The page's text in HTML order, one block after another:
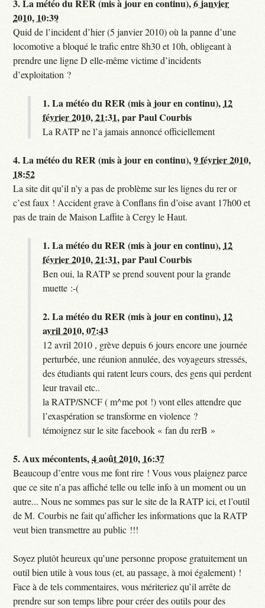
3.La météo du RER (mis à jour en continu),6 janvier
2010, 10:39
Quid de l’incident d’hier (5 janvier 2010) où la panne d’une
locomotive a bloqué le trafic entre 8h30 et 10h, obligeant à
prendre une ligne D elle-même victime d’incidents
d’exploitation ?
1.La météo du RER (mis à jour en continu), 12
février 2010, 21:31,parPaul Courbis
La RATP ne l’a jamais annoncé officiellement
4.La météo du RER (mis à jour en continu),9 février 2010,
18:52
La site dit qu’il n’y a pas de problème sur les lignes du rer or
c’est faux ! Accident grave à Conflans fin d’oise avant 17h00 et
pas de train de Maison Laffite à Cergy le Haut.
1.La météo du RER (mis à jour en continu), 12
février 2010, 21:31,parPaul Courbis
Ben oui, la RATP se prend souvent pour la grande
muette :-(
2.La météo du RER (mis à jour en continu), 12
avril 2010, 07:43
12 avril 2010 , grève depuis 6 jours encore une journée
perturbée, une réunion annulée, des voyageurs stressés,
des étudiants qui ratent leurs cours, des gens qui perdent
leur travail etc..
la RATP/SNCF ( m^me pot !) vont elles attendre que
l’exaspération se transforme en violence ?
témoignez sur le site facebook « fan du rerB »
5.Aux mécontents,4 août 2010, 16:37
Beaucoup d’entre vous me font rire ! Vous vous plaignez parce
que ce site n’a pas affiché telle ou telle info à un moment ou un
autre... Nous ne sommes pas sur le site de la RATP ici, et l’outil
de M. Courbis ne fait qu’afficher les informations que la RATP
veut bien transmettre au public !!!
Soyez plutôt heureux qu’une personne propose gratuitement un
outil bien utile à vous tous (et, au passage, à moi également) !
Face à de tels commentaires, vous mériteriez qu’il arrête de
prendre sur son temps libre pour créer des outils pour des